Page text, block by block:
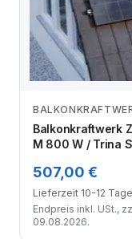
Balkonkraftwerk
M 800 W / Trina
Module
507,00 €
Lieferzeit 10-12 Tage
Endpreis inkl. USt.,
09.08.2026.